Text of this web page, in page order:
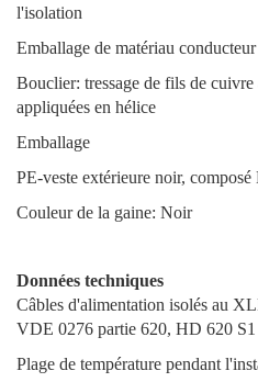
l'isolation
Emballage de matériau conducteur
Bouclier: tressage de fils de
appliquées en hélice
Emballage
PE-veste extérieure noir,
Couleur de la gaine: Noir
Données techniques
Câbles d'alimentation isolés au
VDE 0276 partie 620, HD 620 S1
Plage de température pendant